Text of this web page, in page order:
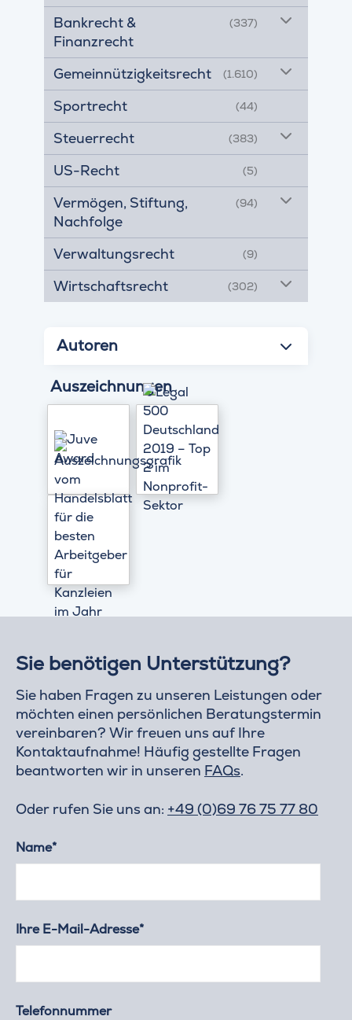
Bankrecht &
Finanzrecht
(337)
Gemeinnützigkeitsrecht (1.610)
Sportrecht (44)
Steuerrecht (383)
US-Recht (5)
Vermögen, Stiftung,
Nachfolge
(94)
Verwaltungsrecht (9)
Wirtschaftsrecht (302)
Autoren
Auszeichnungen
Sie benötigen Unterstützung?
Sie haben Fragen zu unseren Leistungen oder
möchten einen persönlichen Beratungstermin
vereinbaren? Wir freuen uns auf Ihre
Kontaktaufnahme! Häufig gestellte Fragen
beantworten wir in unseren FAQs.
Oder rufen Sie uns an: +49 (0)69 76 75 77 80
Name*
Ihre E-Mail-Adresse*
Telefonnummer